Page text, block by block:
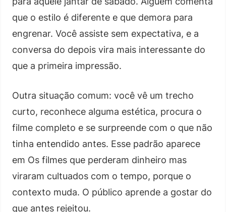
que o estilo é diferente e que demora para
engrenar. Você assiste sem expectativa, e a
conversa do depois vira mais interessante do
que a primeira impressão.
Outra situação comum: você vê um trecho
curto, reconhece alguma estética, procura o
filme completo e se surpreende com o que não
tinha entendido antes. Esse padrão aparece
em Os filmes que perderam dinheiro mas
viraram cultuados com o tempo, porque o
contexto muda. O público aprende a gostar do
que antes rejeitou.